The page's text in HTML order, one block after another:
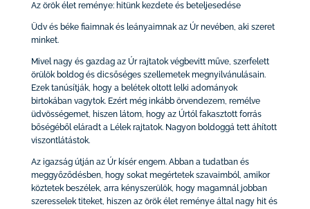
Az örök élet reménye: hitünk kezdete és beteljesedése
Üdv és béke fiaimnak és leányaimnak az Úr nevében, aki szeret
minket.
Mivel nagy és gazdag az Úr rajtatok végbevitt műve, szerfelett
örülök boldog és dicsőséges szellemetek megnyilvánulásain.
Ezek tanúsítják, hogy a belétek oltott lelki adományok
birtokában vagytok. Ezért még inkább örvendezem, remélve
üdvösségemet, hiszen látom, hogy az Úrtól fakasztott forrás
bőségéből eláradt a Lélek rajtatok. Nagyon boldoggá tett áhított
viszontlátástok.
Az igazság útján az Úr kísér engem. Abban a tudatban és
meggyőződésben, hogy sokat megértetek szavaimból, amikor
köztetek beszélek, arra kényszerülök, hogy magamnál jobban
szeresselek titeket, hiszen az örök élet reménye által nagy hit és